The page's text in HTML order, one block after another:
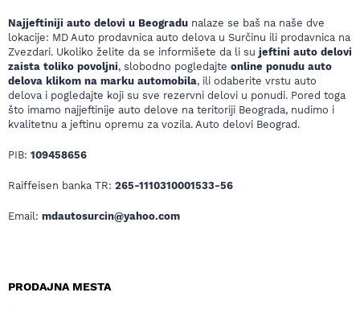
Najjeftiniji auto delovi u Beogradu nalaze se baš na naše dve
lokacije: MD Auto prodavnica auto delova u Surčinu ili prodavnica na
Zvezdari. Ukoliko želite da se informišete da li su jeftini auto delovi
zaista toliko povoljni, slobodno pogledajte online ponudu auto
delova klikom na marku automobila, ili odaberite vrstu auto
delova i pogledajte koji su sve rezervni delovi u ponudi. Pored toga
što imamo najjeftinije auto delove na teritoriji Beograda, nudimo i
kvalitetnu a jeftinu opremu za vozila. Auto delovi Beograd.
PIB: 109458656
Raiffeisen banka TR: 265-1110310001533-56
Email: mdautosurcin@yahoo.com
PRODAJNA MESTA